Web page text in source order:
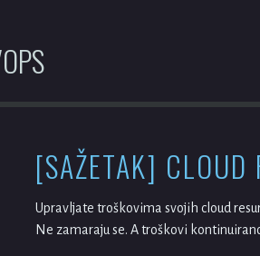
[SAŽETAK] CLOUD
Upravljate troškovima svojih cloud
Ne zamaraju se. A troškovi